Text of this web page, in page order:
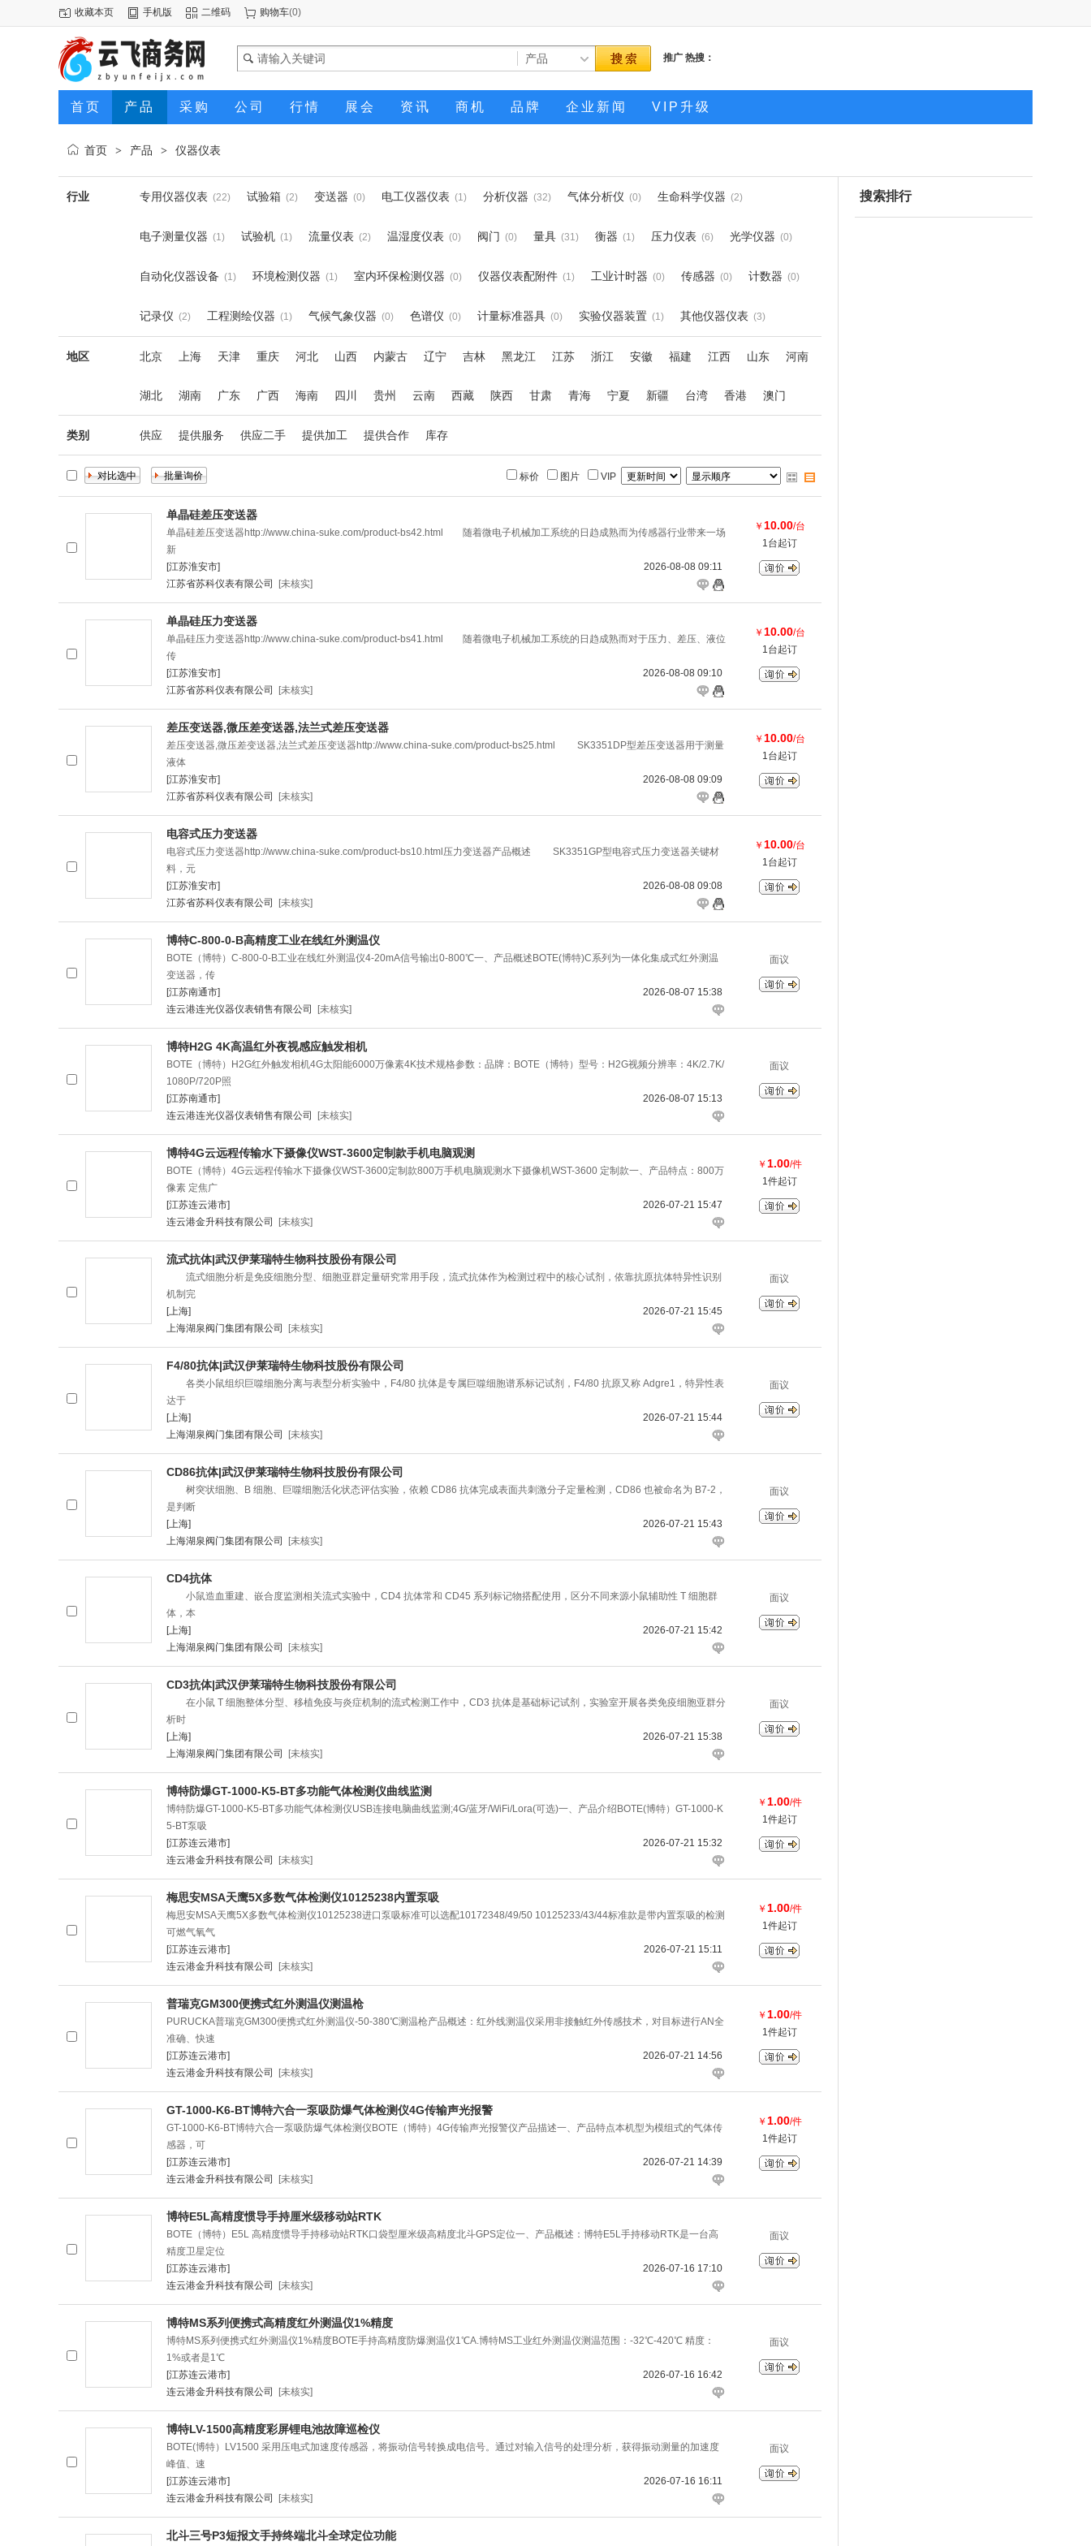
收藏本页 手机版 二维码 购物车(0)
推广 热搜：
首页 产品 采购 公司 行情 展会 资讯 商机 品牌 企业新闻 VIP升级
首页 > 产品 > 仪器仪表
行业 专用仪器仪表 (22) 试验箱 (2) 变送器 (0) 电工仪器仪表 (1) 分析仪器 (32) 气体分析仪 (0) 生命科学仪器 (2)
电子测量仪器 (1) 试验机 (1) 流量仪表 (2) 温湿度仪表 (0) 阀门 (0) 量具 (31) 衡器 (1) 压力仪表 (6) 光学仪器 (0)
自动化仪器设备 (1) 环境检测仪器 (1) 室内环保检测仪器 (0) 仪器仪表配附件 (1) 工业计时器 (0) 传感器 (0) 计数器 (0)
记录仪 (2) 工程测绘仪器 (1) 气候气象仪器 (0) 色谱仪 (0) 计量标准器具 (0) 实验仪器装置 (1) 其他仪器仪表 (3)
地区 北京 上海 天津 重庆 河北 山西 内蒙古 辽宁 吉林 黑龙江 江苏 浙江 安徽 福建 江西 山东 河南
湖北 湖南 广东 广西 海南 四川 贵州 云南 西藏 陕西 甘肃 青海 宁夏 新疆 台湾 香港 澳门
类别 供应 提供服务 供应二手 提供加工 提供合作 库存
标价 图片 VIP
单晶硅差压变送器
单晶硅差压变送器http://www.china-suke.com/product-bs42.html 随着微电子机械加工系统的日趋成熟而为传感器行业带来一场
新
2026-08-08 09:11
[江苏淮安市]
江苏省苏科仪表有限公司
[未核实]
￥ 10.00/台
1台起订
单晶硅压力变送器
单晶硅压力变送器http://www.china-suke.com/product-bs41.html 随着微电子机械加工系统的日趋成熟而对于压力、差压、液位
传
2026-08-08 09:10
[江苏淮安市]
江苏省苏科仪表有限公司
[未核实]
￥ 10.00/台
1台起订
差压变送器,微压差变送器,法兰式差压变送器
差压变送器,微压差变送器,法兰式差压变送器http://www.china-suke.com/product-bs25.html SK3351DP型差压变送器用于测量
液体
2026-08-08 09:09
[江苏淮安市]
江苏省苏科仪表有限公司
[未核实]
￥ 10.00/台
1台起订
电容式压力变送器
电容式压力变送器http://www.china-suke.com/product-bs10.html压力变送器产品概述 SK3351GP型电容式压力变送器关键材
料，元
2026-08-08 09:08
[江苏淮安市]
江苏省苏科仪表有限公司
[未核实]
￥ 10.00/台
1台起订
博特C-800-0-B高精度工业在线红外测温仪
BOTE（博特）C-800-0-B工业在线红外测温仪4-20mA信号输出0-800℃一、产品概述BOTE(博特)C系列为一体化集成式红外测温
变送器，传
2026-08-07 15:38
[江苏南通市]
连云港连光仪器仪表销售有限公司
[未核实]
面议
博特H2G 4K高温红外夜视感应触发相机
BOTE（博特）H2G红外触发相机4G太阳能6000万像素4K技术规格参数：品牌：BOTE（博特）型号：H2G视频分辨率：4K/2.7K/
1080P/720P照
2026-08-07 15:13
[江苏南通市]
连云港连光仪器仪表销售有限公司
[未核实]
面议
博特4G云远程传输水下摄像仪WST-3600定制款手机电脑观测
BOTE（博特）4G云远程传输水下摄像仪WST-3600定制款800万手机电脑观测水下摄像机WST-3600 定制款一、产品特点：800万
像素 定焦广
2026-07-21 15:47
[江苏连云港市]
连云港金升科技有限公司
[未核实]
￥ 1.00/件
1件起订
流式抗体|武汉伊莱瑞特生物科技股份有限公司
流式细胞分析是免疫细胞分型、细胞亚群定量研究常用手段，流式抗体作为检测过程中的核心试剂，依靠抗原抗体特异性识别
机制完
2026-07-21 15:45
[上海]
上海湖泉阀门集团有限公司
[未核实]
面议
F4/80抗体|武汉伊莱瑞特生物科技股份有限公司
各类小鼠组织巨噬细胞分离与表型分析实验中，F4/80 抗体是专属巨噬细胞谱系标记试剂，F4/80 抗原又称 Adgre1，特异性表
达于
2026-07-21 15:44
[上海]
上海湖泉阀门集团有限公司
[未核实]
面议
CD86抗体|武汉伊莱瑞特生物科技股份有限公司
树突状细胞、B 细胞、巨噬细胞活化状态评估实验，依赖 CD86 抗体完成表面共刺激分子定量检测，CD86 也被命名为 B7-2，
是判断
2026-07-21 15:43
[上海]
上海湖泉阀门集团有限公司
[未核实]
面议
CD4抗体
小鼠造血重建、嵌合度监测相关流式实验中，CD4 抗体常和 CD45 系列标记物搭配使用，区分不同来源小鼠辅助性 T 细胞群
体，本
2026-07-21 15:42
[上海]
上海湖泉阀门集团有限公司
[未核实]
面议
CD3抗体|武汉伊莱瑞特生物科技股份有限公司
在小鼠 T 细胞整体分型、移植免疫与炎症机制的流式检测工作中，CD3 抗体是基础标记试剂，实验室开展各类免疫细胞亚群分
析时
2026-07-21 15:38
[上海]
上海湖泉阀门集团有限公司
[未核实]
面议
博特防爆GT-1000-K5-BT多功能气体检测仪曲线监测
博特防爆GT-1000-K5-BT多功能气体检测仪USB连接电脑曲线监测;4G/蓝牙/WiFi/Lora(可选)一、产品介绍BOTE(博特）GT-1000-K
5-BT泵吸
2026-07-21 15:32
[江苏连云港市]
连云港金升科技有限公司
[未核实]
￥ 1.00/件
1件起订
梅思安MSA天鹰5X多数气体检测仪10125238内置泵吸
梅思安MSA天鹰5X多数气体检测仪10125238进口泵吸标准可以选配10172348/49/50 10125233/43/44标准款是带内置泵吸的检测
可燃气氧气
2026-07-21 15:11
[江苏连云港市]
连云港金升科技有限公司
[未核实]
￥ 1.00/件
1件起订
普瑞克GM300便携式红外测温仪测温枪
PURUCKA普瑞克GM300便携式红外测温仪-50-380℃测温枪产品概述：红外线测温仪采用非接触红外传感技术，对目标进行AN全
准确、快速
2026-07-21 14:56
[江苏连云港市]
连云港金升科技有限公司
[未核实]
￥ 1.00/件
1件起订
GT-1000-K6-BT博特六合一泵吸防爆气体检测仪4G传输声光报警
GT-1000-K6-BT博特六合一泵吸防爆气体检测仪BOTE（博特）4G传输声光报警仪产品描述一、产品特点本机型为模组式的气体传
感器，可
2026-07-21 14:39
[江苏连云港市]
连云港金升科技有限公司
[未核实]
￥ 1.00/件
1件起订
博特E5L高精度惯导手持厘米级移动站RTK
BOTE（博特）E5L 高精度惯导手持移动站RTK口袋型厘米级高精度北斗GPS定位一、产品概述：博特E5L手持移动RTK是一台高
精度卫星定位
2026-07-16 17:10
[江苏连云港市]
连云港金升科技有限公司
[未核实]
面议
博特MS系列便携式高精度红外测温仪1%精度
博特MS系列便携式红外测温仪1%精度BOTE手持高精度防爆测温仪1℃A.博特MS工业红外测温仪测温范围：-32℃-420℃ 精度：
1%或者是1℃
2026-07-16 16:42
[江苏连云港市]
连云港金升科技有限公司
[未核实]
面议
博特LV-1500高精度彩屏锂电池故障巡检仪
BOTE(博特）LV1500 采用压电式加速度传感器，将振动信号转换成电信号。通过对输入信号的处理分析，获得振动测量的加速度
峰值、速
2026-07-16 16:11
[江苏连云港市]
连云港金升科技有限公司
[未核实]
面议
北斗三号P3短报文手持终端北斗全球定位功能
搜索排行